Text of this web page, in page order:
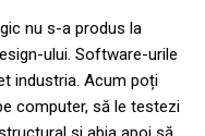
nu s-a produs la
ului. Software-urile
industria. Acum poți
computer, să le testezi